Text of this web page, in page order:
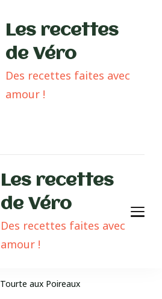
Les recettes
de Véro
Des recettes faites avec
amour !
Les recettes
de Véro
Des recettes faites avec
amour !
Tourte aux Poireaux